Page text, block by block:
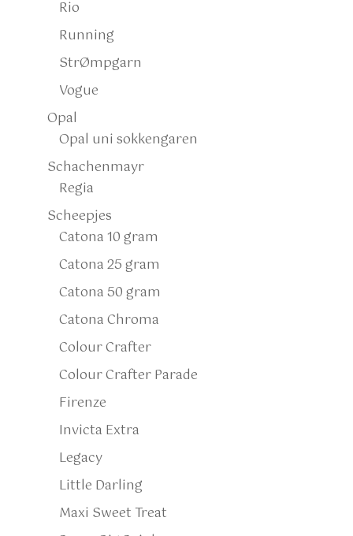
Rio
Running
StrØmpgarn
Vogue
Opal
Opal uni sokkengaren
Schachenmayr
Regia
Scheepjes
Catona 10 gram
Catona 25 gram
Catona 50 gram
Catona Chroma
Colour Crafter
Colour Crafter Parade
Firenze
Invicta Extra
Legacy
Little Darling
Maxi Sweet Treat